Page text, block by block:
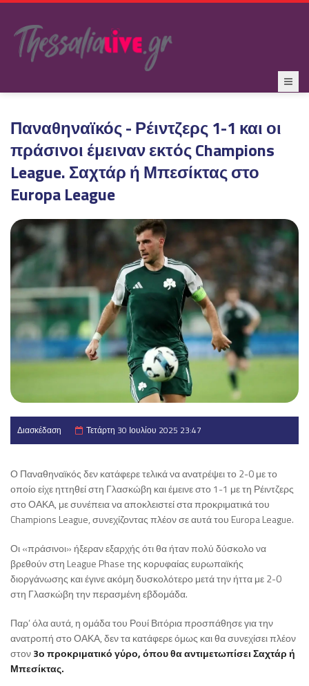
Παναθηναϊκός - Ρέιντζερς 1-1 και οι
πράσινοι έμειναν εκτός Champions
League. Σαχτάρ ή Μπεσίκτας στο
Europa League
Διασκέδαση Τετάρτη 30 Ιουλίου 2025 23:47
Ο Παναθηναϊκός δεν κατάφερε τελικά να ανατρέψει το 2-0 με το
οποίο είχε ηττηθεί στη Γλασκώβη και έμεινε στο 1-1 με τη Ρέιντζερς
στο ΟΑΚΑ, με συνέπεια να αποκλειστεί στα προκριματικά του
Champions League, συνεχίζοντας πλέον σε αυτά του Europa League.
Οι «πράσινοι» ήξεραν εξαρχής ότι θα ήταν πολύ δύσκολο να
βρεθούν στη League Phase της κορυφαίας ευρωπαϊκής
διοργάνωσης και έγινε ακόμη δυσκολότερο μετά την ήττα με 2-0
στη Γλασκώβη την περασμένη εβδομάδα.
Παρ’ όλα αυτά, η ομάδα του Ρουί Βιτόρια προσπάθησε για την
ανατροπή στο ΟΑΚΑ, δεν τα κατάφερε όμως και θα συνεχίσει πλέον
στον3ο προκριματικό γύρο, όπου θα αντιμετωπίσει Σαχτάρ ή
Μπεσίκτας.